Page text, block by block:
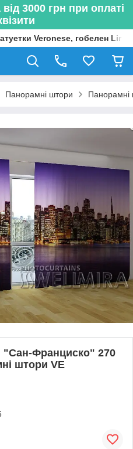
3000 грн при оплаті
Veronese, гобелен
Панорамні штори Панорамні
Франциско" 270
штори VE